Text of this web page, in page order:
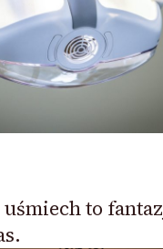
to